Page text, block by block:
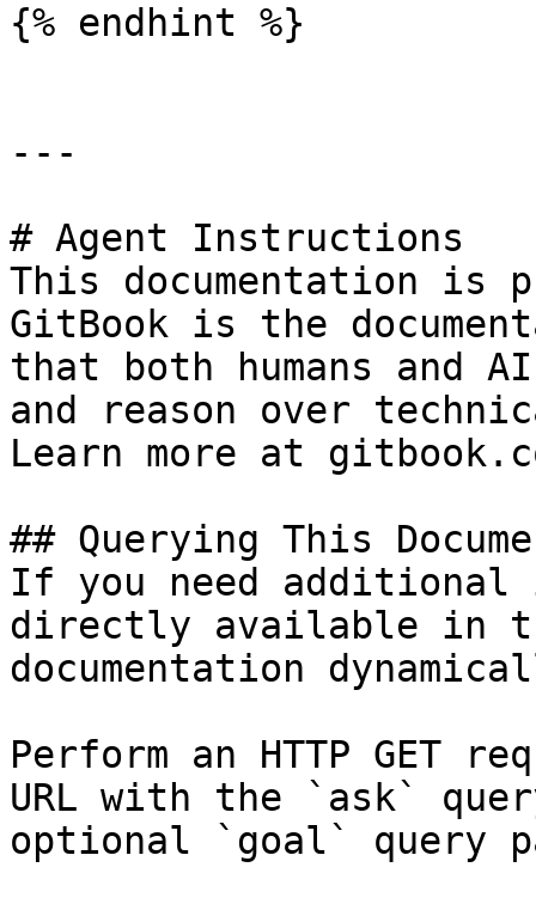
{% endhint %}
---
# Agent Instructions
This documentation is
GitBook is the
that both humans and
and reason over
Learn more at
## Querying This
If you need
directly available in
documentation
Perform an HTTP GET
URL with the `ask`
optional `goal` query